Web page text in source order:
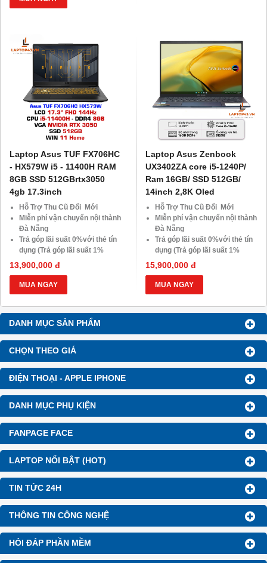
DANH MỤC SẢN PHẨM
CHỌN THEO GIÁ
ĐIỆN THOẠI - APPLE IPHONE
DANH MỤC PHỤ KIỆN
FANPAGE FACE
LAPTOP NỔI BẬT (HOT)
TIN TỨC 24H
THÔNG TIN CÔNG NGHỆ
HỎI ĐÁP PHẦN MỀM
SSD
10.000 Voucher Giảm
Giá 500.000đ
Laptop Asus TUF FX706HC
- HX579W i5 - 11400H RAM
8GB SSD 512GBrtx3050
4gb 17.3inch
Hỗ Trợ Thu Cũ Đổi Mới
Miễn phí vận chuyển nội thành
Đà Nẵng
Trả góp lãi suất 0%với thẻ tín
dụng (Trả góp lãi suất 1%
HDsaison - chỉ cần CMND
BLX hoặc hộ khẩu gốc )
Giảm 20%khi nâng cấp Ram-
SSD
khách hàng ở xa, HSSV . Săn
10.000 Voucher Giảm
Giá 500.000đ
13,900,000 đ
MUA NGAY
Laptop Asus Zenbook
UX3402ZA core i5-1240P/
Ram 16GB/ SSD 512GB/
14inch 2,8K Oled
Hỗ Trợ Thu Cũ Đổi Mới
Miễn phí vận chuyển nội thành
Đà Nẵng
Trả góp lãi suất 0%với thẻ tín
dụng (Trả góp lãi suất 1%
HDsaison - chỉ cần CMND
BLX hoặc hộ khẩu gốc )
Giảm 20%khi nâng cấp Ram-
SSD
khách hàng ở xa, HSSV . Săn
Giá 500.000đ
15,900,000 đ
MUA NGAY